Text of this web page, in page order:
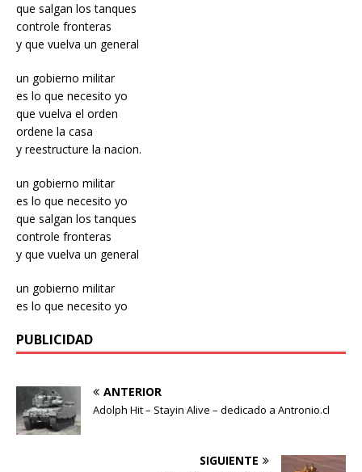
que salgan los tanques
controle fronteras
y que vuelva un general
un gobierno militar
es lo que necesito yo
que vuelva el orden
ordene la casa
y reestructure la nacion.
un gobierno militar
es lo que necesito yo
que salgan los tanques
controle fronteras
y que vuelva un general
un gobierno militar
es lo que necesito yo
PUBLICIDAD
ANTERIOR
Adolph Hit – Stayin Alive – dedicado a Antronio.cl
SIGUIENTE